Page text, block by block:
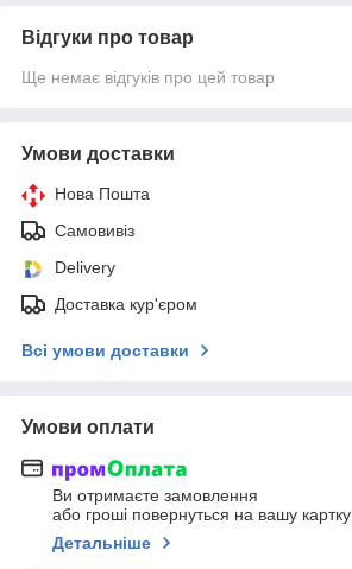
Відгуки про товар
Ще немає відгуків про цей товар
Умови доставки
Нова Пошта
Самовивіз
Delivery
Доставка кур'єром
Всі умови доставки
Умови оплати
Ви отримаєте замовлення
або гроші повернуться на вашу картку
Детальніше